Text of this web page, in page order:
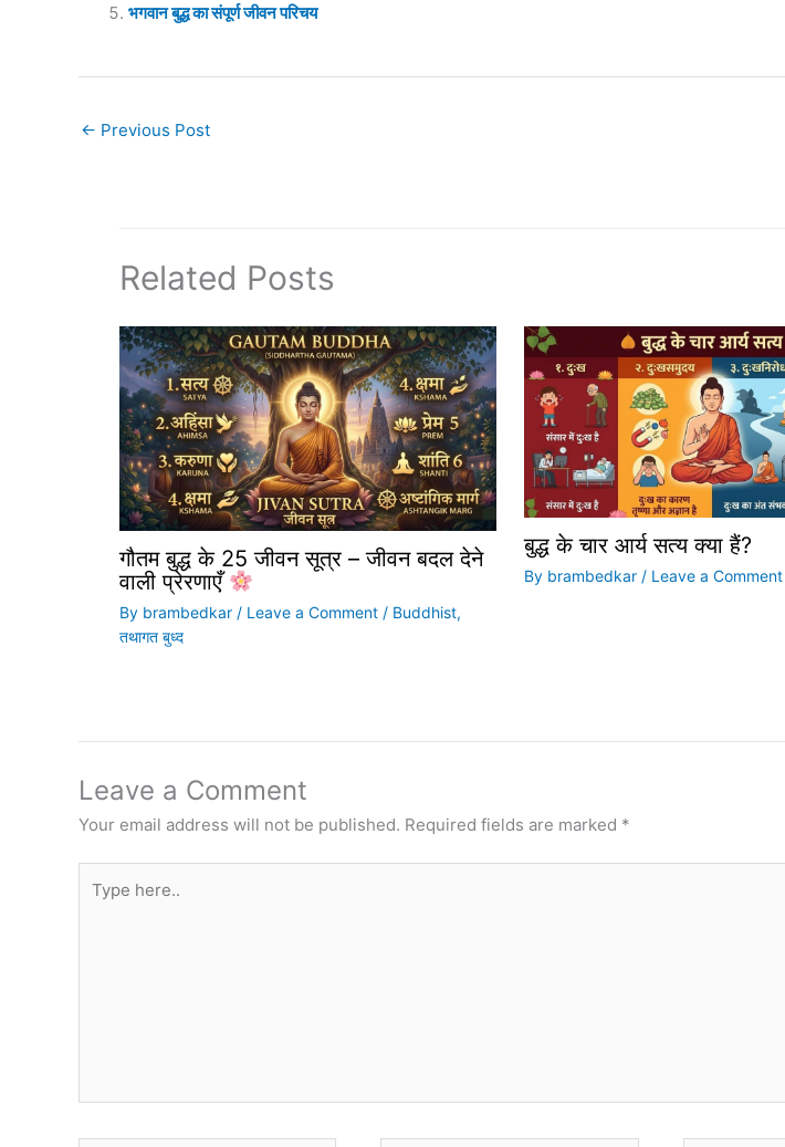
भगवान बुद्ध का संपूर्ण जीवन परिचय
← Previous Post
Related Posts
गौतम बुद्ध के 25 जीवन सूत्र – जीवन बदल देने
वाली प्रेरणाएँ
By brambedkar / Leave a Comment / Buddhist,
तथागत बुध्द
बुद्ध के चार आर्य सत्य क्या हैं?
By brambedkar / Leave a Comment
Leave a Comment
Your email address will not be published. Required fields are marked *
here..